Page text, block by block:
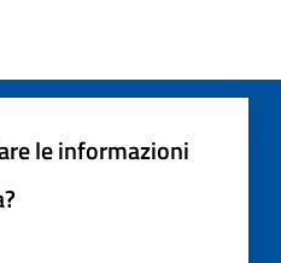
le informazioni